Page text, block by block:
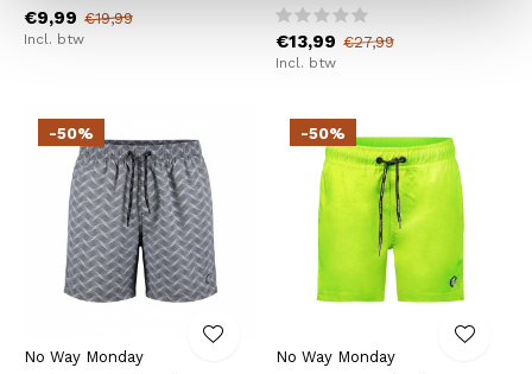
€9,99 €19,99
Incl. btw €13,99 €27,99
Incl. btw
-50%
No Way Monday
-50%
No Way Monday